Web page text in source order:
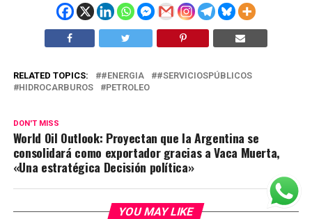
RELATED TOPICS: #ENERGIA
#SERVICIOSPÚBLICOS
HIDROCARBUROS
PETROLEO
DON'T MISS
World Oil Outlook: Proyectan que la Argentina se
consolidará como exportador gracias a Vaca Muerta,
«Una estratégica Decisión política»
YOU MAY LIKE